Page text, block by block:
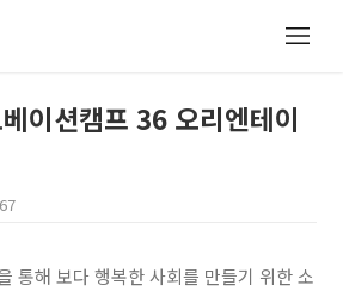
이션캠프 36 오리엔테이
통해 보다 행복한 사회를 만들기 위한 소